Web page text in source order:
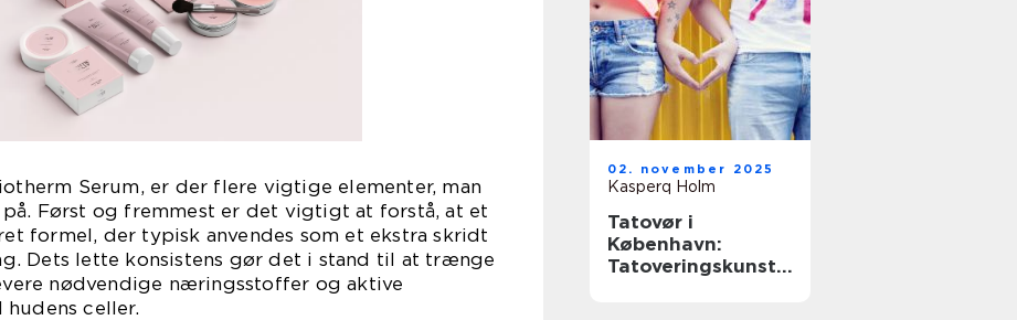
Serum, er der flere vigtige elementer, man
Først og fremmest er det vigtigt at forstå, at et
formel, der typisk anvendes som et ekstra skridt
Dets lette konsistens gør det i stand til at trænge
nødvendige næringsstoffer og aktive
celler.
02. november 2025
Kasperq Holm
Tatovør i
København:
Tatoveringskunst i